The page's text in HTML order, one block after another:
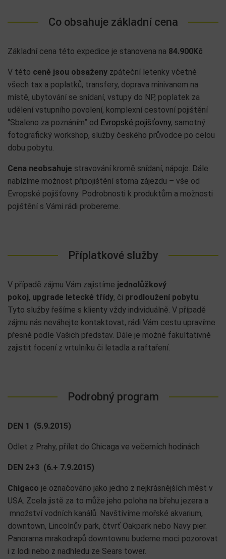
Co obsahuje základní cena
Základní cena této expedice je stanovena na 84.900Kč
V této ceně jsou obsaženy zpáteční letenky včetně
všech tax a poplatků, transfery, doprava minivanem na
místě, ubytování se snídaní, vstupy do NP, poplatek za
udělení vstupního povolení, komplexní cestovní pojištění
“Sbaleno za poznáním” od Evropské pojišťovny, samotný
fotografický workshop, služby českého průvodce po celou
dobu pobytu.
Cena neobsahuje stravování kromě snídaní, nápoje. Dále
nabízíme možnost připojištění storna zájezdu – vše od
Evropské pojišťovny. Podrobnosti k produktům a možnosti
pojištění s Vámi rádi probereme.
Příplatkové služby
V případě zájmu Vám zajistíme jednolůžkový
pokoj, upgrade letecké třídy, či prodloužení pobytu.
Tyto služby řešíme s klienty vždy individuálně. V případě
zájmu nás neváhejte kontaktovat, rádi Vám cestu upravíme
přesně podle Vašich představ. Dále je možné fakultativně
zajistit focení z vrtulníku či letadla a raftaření.
Podrobný program
DEN 1 (5.9.2015)
Odlet z Prahy, přílet do Chicaga ve večerních hodinách
DEN 2+3 (6.+ 7.9.2015)
Chigaco je označováno jako jedno z nejkrásnějších měst v
USA. Zcela jistě za to může jeho poloha na břehu jezera a
množství vodních kanálů. Navštívíme mořské akvarium,
downtown, Lincolnův park, čtvrť Oakpark nebo Navy pier.
Panorama mrakodrapů downtownu budeme moci pozorovat
i z lodi nebo z nadhledu ze Sears tower.